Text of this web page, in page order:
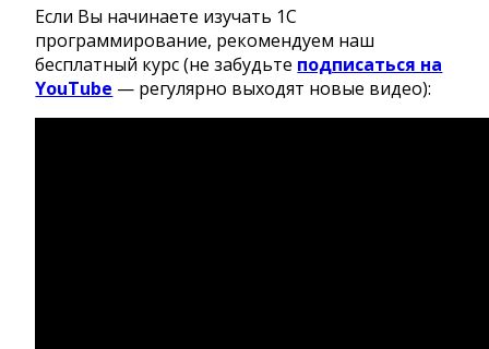
Если Вы начинаете изучать 1С
программирование, рекомендуем наш
бесплатный курс (не забудьте подписаться на
YouTube — регулярно выходят новые видео):